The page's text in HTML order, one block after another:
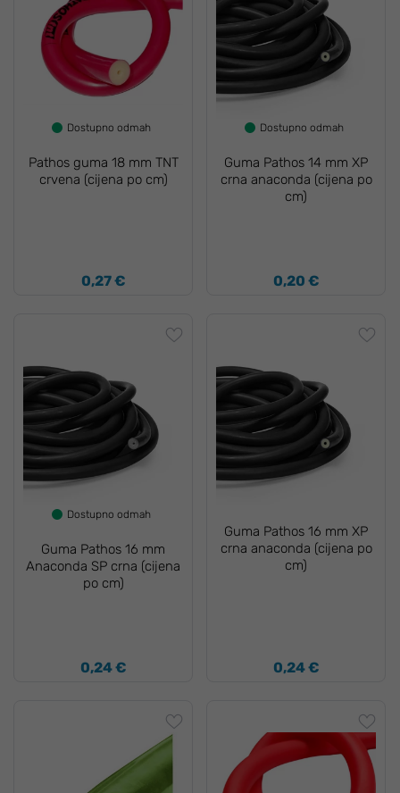
Dostupno odmah
Pathos guma 18 mm TNT
crvena (cijena po cm)
0,27 €
Dostupno odmah
Guma Pathos 14 mm XP
crna anaconda (cijena po
cm)
0,20 €
Dostupno odmah
Guma Pathos 16 mm
Anaconda SP crna (cijena
po cm)
0,24 €
Guma Pathos 16 mm XP
crna anaconda (cijena po
cm)
0,24 €